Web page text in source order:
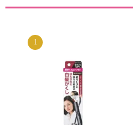
次回のコメントで使用す
名前、メールアドレス、
1